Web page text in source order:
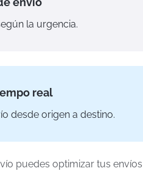
la urgencia.
real
desde origen a destino.
puedes optimizar tus